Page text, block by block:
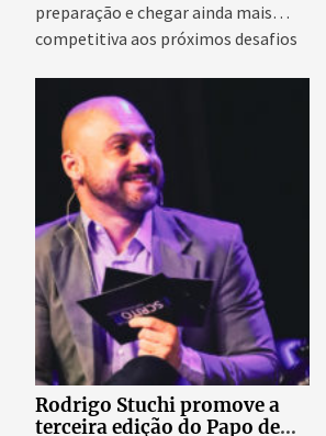
preparação e chegar ainda mais
competitiva aos próximos desafios
Rodrigo Stuchi promove a
terceira edição do Papo de